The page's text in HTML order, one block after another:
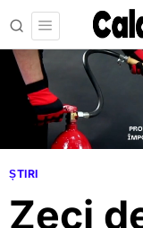
ȘTIRI
Zeci